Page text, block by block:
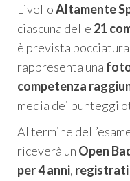
LivelloAltamente
ciascuna delle 21
è prevista
rappresenta una
competenza
media dei punteggi
Al termine
riceverà un Open
per 4 anni, registrati